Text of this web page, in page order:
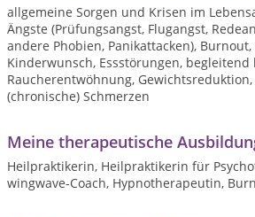
allgemeine Sorgen und Krisen im
Ängste (Prüfungsangst, Flugangst,
andere Phobien, Panikattacken),
Kinderwunsch, Essstörungen,
Raucherentwöhnung, Gewichtsreduktion,
(chronische) Schmerzen
Meine therapeutische
Heilpraktikerin, Heilpraktikerin für
wingwave-Coach, Hypnotherapeutin,